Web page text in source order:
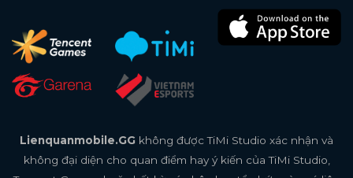
Lienquanmobile.GG không được TiMi Studio xác nhận và
không đại diện cho quan điểm hay ý kiến của TiMi Studio,